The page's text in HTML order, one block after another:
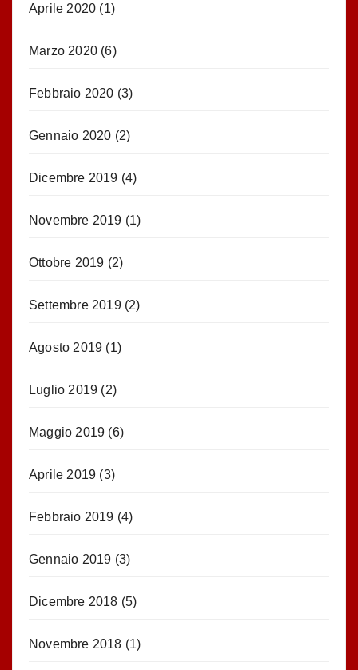
Aprile 2020 (1)
Marzo 2020 (6)
Febbraio 2020 (3)
Gennaio 2020 (2)
Dicembre 2019 (4)
Novembre 2019 (1)
Ottobre 2019 (2)
Settembre 2019(2)
Agosto 2019 (1)
Luglio 2019 (2)
Maggio 2019 (6)
Aprile 2019 (3)
Febbraio 2019 (4)
Gennaio 2019 (3)
Dicembre 2018 (5)
Novembre 2018 (1)